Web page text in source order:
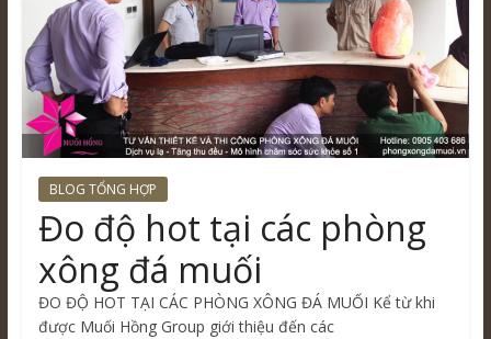
BLOG TỔNG HỢP
Đo độ hot tại các phòng
xông đá muối
ĐO ĐỘ HOT TẠI CÁC PHÒNG XÔNG ĐÁ MUỐI Kể từ khi
được Muối Hồng Group giới thiệu đến các